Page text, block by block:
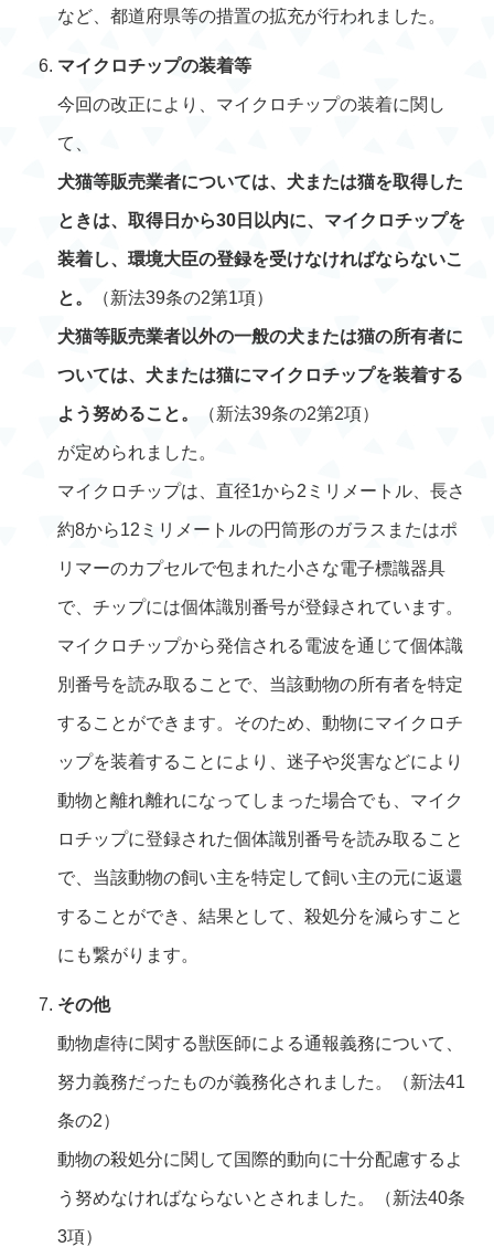
など、都道府県等の措置の拡充が行われました。
マイクロチップの装着等
今回の改正により、マイクロチップの装着に関し
て、
犬猫等販売業者については、犬または猫を取得した
ときは、取得日から30日以内に、マイクロチップを
装着し、環境大臣の登録を受けなければならないこ
と。 （新法39条の2第1項）
犬猫等販売業者以外の一般の犬または猫の所有者に
ついては、犬または猫にマイクロチップを装着する
よう努めること。 （新法39条の2第2項）
が定められました。
マイクロチップは、直径1から2ミリメートル、長さ
約8から12ミリメートルの円筒形のガラスまたはポ
リマーのカプセルで包まれた小さな電子標識器具
で、チップには個体識別番号が登録されています。
マイクロチップから発信される電波を通じて個体識
別番号を読み取ることで、当該動物の所有者を特定
することができます。そのため、動物にマイクロチ
ップを装着することにより、迷子や災害などにより
動物と離れ離れになってしまった場合でも、マイク
ロチップに登録された個体識別番号を読み取ること
で、当該動物の飼い主を特定して飼い主の元に返還
することができ、結果として、殺処分を減らすこと
にも繋がります。
その他
動物虐待に関する獣医師による通報義務について、
努力義務だったものが義務化されました。（新法41
条の2）
動物の殺処分に関して国際的動向に十分配慮するよ
う努めなければならないとされました。（新法40条
3項）